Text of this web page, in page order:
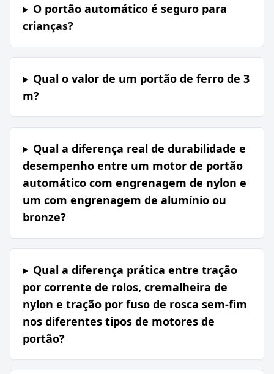
O portão automático é seguro para
crianças?
Qual o valor de um portão de ferro de 3
m?
Qual a diferença real de durabilidade e
desempenho entre um motor de portão
automático com engrenagem de nylon e
um com engrenagem de alumínio ou
bronze?
Qual a diferença prática entre tração
por corrente de rolos, cremalheira de
nylon e tração por fuso de rosca sem-fim
nos diferentes tipos de motores de
portão?